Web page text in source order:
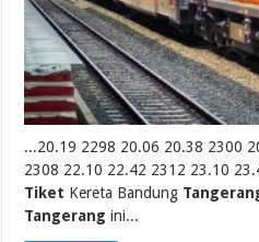
...20.19 2298 20.06 20.38 2300
2308 22.10 22.42 2312 23.10
Tiket Kereta Bandung
Tangerang ini...